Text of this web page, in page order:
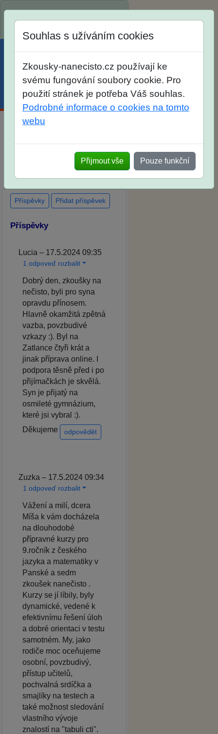
Menu Účet Košík
po skutečných přijímacích
zkouškách
Souhlas s užíváním cookies
Zkousky-nanecisto.cz používají ke
svému fungování soubory cookie. Pro
použití stránek je potřeba Váš souhlas.
Podrobné informace o cookies na tomto
webu
Přijmout vše Pouze funkční
Příspěvky Přidat příspěvek
Příspěvky
Lucia – 17.5.2024 09:35
1 odpoveď rozbalit
Dobrý den, zkoušky na
nečisto, byli pro syna
opravdu přínosem.
Hlavně okamžitá zpětná
vazba, povzbudivé
vzkazy :). Byl na
Zatlance čtyři krát a
jinak příprava online. I
podpora těsně před i po
přijímačkách je skvělá.
Syn je přijatý na
osmileté gymnázium,
které jsi vybral :).
Děkujeme
odpovědět
Zuzka – 17.5.2024 09:34
1 odpoveď rozbalit
Vážení a milí, dcera
Míša k vám docházela
na dlouhodobé
přípravné kurzy pro
9.ročník z českého
jazyka a matematiky v
Panské a sedm
zkoušek nanečisto .
Kurzy se jí líbily, byly
dynamické, vedené k
efektivnímu řešení úloh
a dobré orientaci v testu
samotném. My, jako
rodiče moc oceňujeme
osobní, povzbudivý,
přístup učitelů,
pochvalná srdíčka a
smajlíky na testech a
také možnost sledování
vlastního vývoje
znalostí na "tabuli cti".